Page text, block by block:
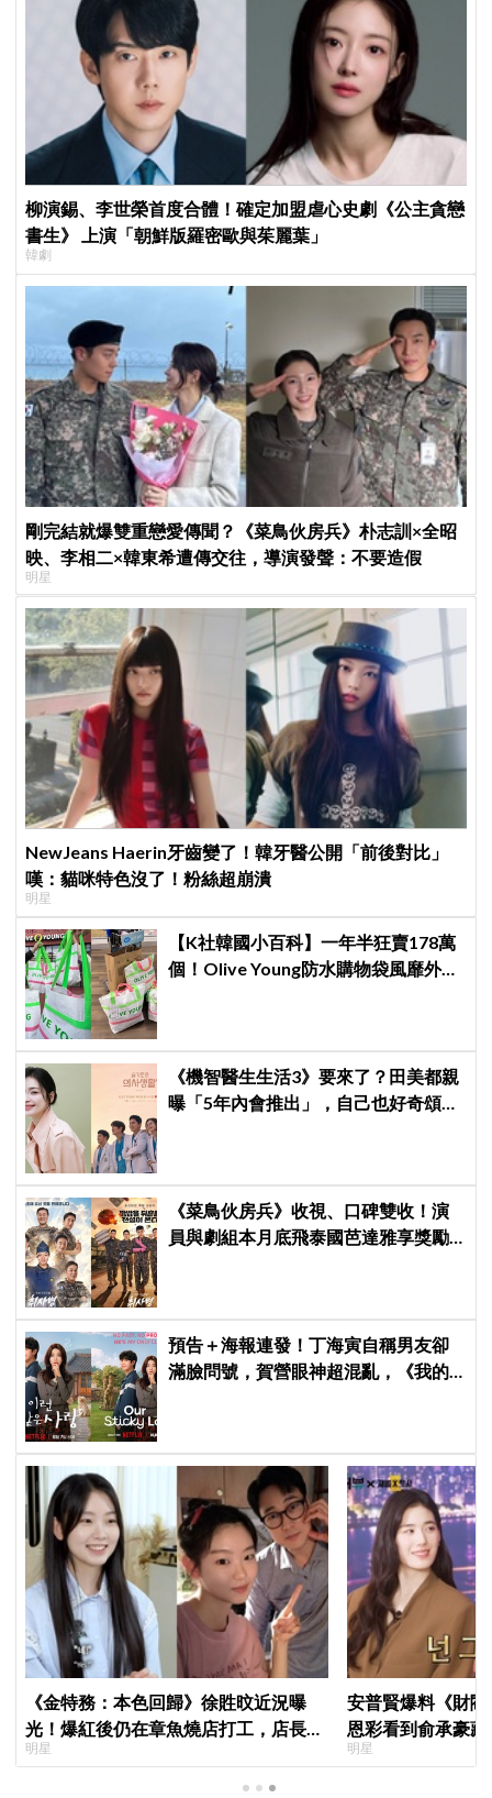
柳演錫、李世榮首度合體！確定加盟虐心史劇《公主貪戀
書生》 上演「朝鮮版羅密歐與茱麗葉」
韓劇
剛完結就爆雙重戀愛傳聞？《菜鳥伙房兵》朴志訓×全昭
映、李相二×韓東希遭傳交往，導演發聲：不要造假
明星
NewJeans Haerin牙齒變了！韓牙醫公開「前後對比」
嘆：貓咪特色沒了！粉絲超崩潰
明星
【K社韓國小百科】一年半狂賣178萬
個！Olive Young防水購物袋風靡外國
《機智醫生生活3》要來了？田美都親
曝「5年內會推出」，自己也好奇頌和
《菜鳥伙房兵》收視、口碑雙收！演
員與劇組本月底飛泰國芭達雅享獎勵
預告＋海報連發！丁海寅自稱男友卻
滿臉問號，賀營眼神超混亂，《我的
《金特務：本色回歸》徐貹旼近況曝
光！爆紅後仍在章魚燒店打工，店長驚
呼：「妳怎麼會在這裡？」
明星
安普賢爆料《財
恩彩看到俞承豪
普賢只是「搞笑男
明星